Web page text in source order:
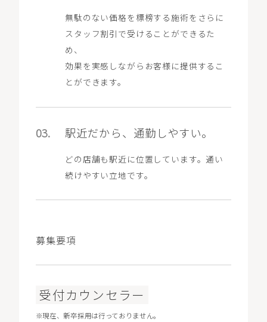
無駄のない価格を標榜する施術をさらに
スタッフ割引で受けることができるた
め、
効果を実感しながらお客様に提供するこ
とができます。
03. 駅近だから、通勤しやすい。
どの店舗も駅近に位置しています。通い
続けやすい立地です。
募集要項
受付カウンセラー
※現在、新卒採用は行っておりません。